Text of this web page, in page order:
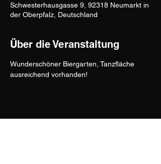
Schwesterhausgasse 9, 92318 Neumarkt in
der Oberpfalz, Deutschland
Über die Veranstaltung
Wunderschöner Biergarten, Tanzfläche
ausreichend vorhanden!